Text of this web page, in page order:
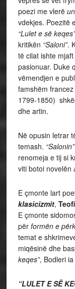
poezi me vlerë
vdekjes. Poezitë
“Lulet e së keqes”
kritikën “Saloni”.
të cilat ishte
pasionuar. Duke
vëmendjen e
famshëm francez
1799-1850)
dhe artin.
Në opusin letrar
temash. “Salonin”
renomeja e tij si
viti botoi novelën
E çmonte lart
klasicizmit,
E çmonte
për formën e
temat e
miqësinë dhe
keqes”, Bodleri
“LULET E SË